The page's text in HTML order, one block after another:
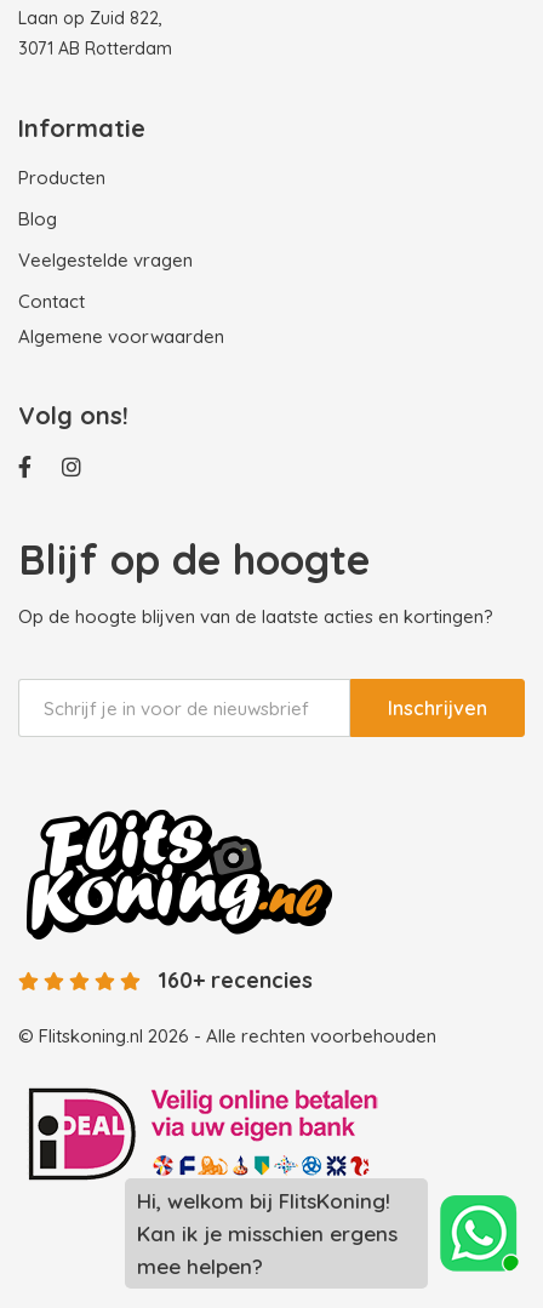
Hi, welkom bij FlitsKoning!
Kan ik je misschien ergens
mee helpen?
Laan op Zuid 822,
3071 AB Rotterdam
Informatie
Producten
Blog
Veelgestelde vragen
Contact
Algemene voorwaarden
Volg ons!
Blijf op de hoogte
Op de hoogte blijven van de laatste acties en kortingen?
Inschrijven
© Flitskoning.nl 2026 - Alle rechten voorbehouden
160+ recencies
Landingspagina overzicht photobooths
Landingspagina overzicht videobooths
Photobooth huren in Spijkenisse